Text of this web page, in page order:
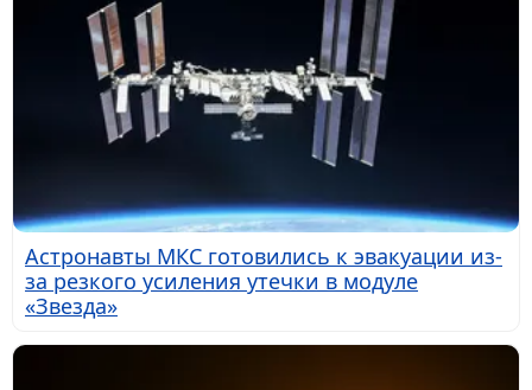
Астронавты МКС готовились к эвакуации из-
за резкого усиления утечки в модуле
«Звезда»